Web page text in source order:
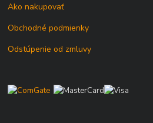
Ako nakupovať
Obchodné podmienky
Odstúpenie od zmluvy